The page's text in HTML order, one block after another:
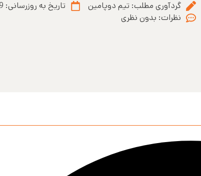
گردآوری مطلب: تیم دوپامین تاریخ به روزرسانی: 19
نظرات: بدون نظری